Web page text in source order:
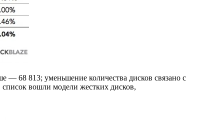
— 68 813; уменьшение количества дисков связано с
вошли модели жестких дисков,